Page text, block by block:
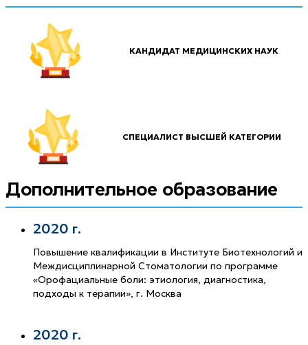
КАНДИДАТ МЕДИЦИНСКИХ НАУК
СПЕЦИАЛИСТ ВЫСШЕЙ КАТЕГОРИИ
Дополнительное образование
2020 г.
Повышение квалификации в Институте Биотехнологий и
Междисциплинарной Стоматологии по программе
«Орофациальные боли: этиология, диагностика,
подходы к терапии», г. Москва
2020 г.